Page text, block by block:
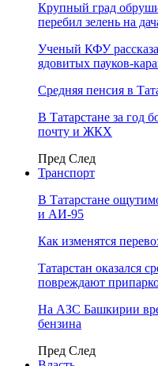
Крупный град
перебил зелень на
Ученый КФУ
ядовитых пауков-
Средняя пенсия в
В Татарстане за год
почту и ЖКХ
Пред След
Транспорт
В Татарстане
и АИ-95
Как изменятся
Татарстан оказался
повреждают
На АЗС Башкирии
бензина
Пред След